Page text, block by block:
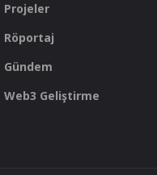
Projeler
Röportaj
Gündem
Web3 Geliştirme